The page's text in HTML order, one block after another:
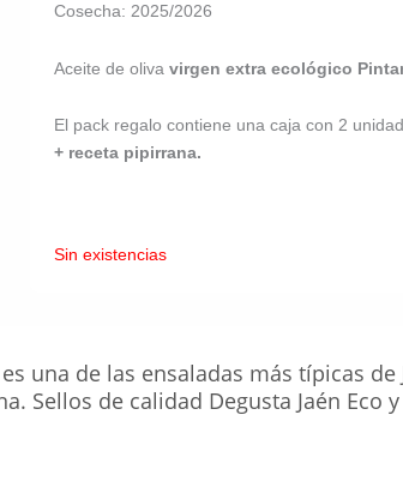
Cosecha: 2025/2026
Aceite de oliva virgen extra ecológico
El pack regalo contiene una caja con 2
+ receta pipirrana.
Sin existencias
una de las ensaladas más típicas
Sellos de calidad Degusta Jaén Eco